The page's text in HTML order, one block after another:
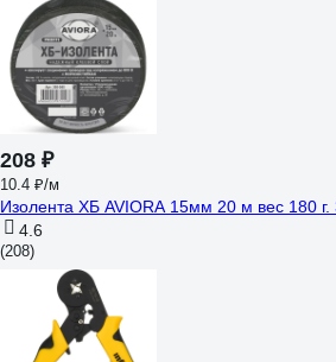
208 ₽
10.4 ₽/м
Изолента ХБ AVIORA 15мм 20 м вес 180 г.
4.6
(208)